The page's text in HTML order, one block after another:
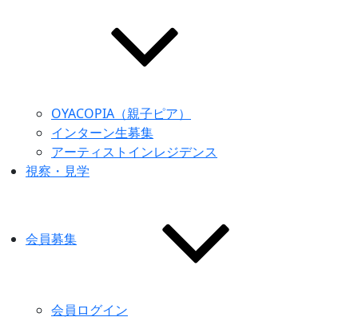
OYACOPIA（親子ピア）
インターン生募集
アーティストインレジデンス
視察・見学
会員募集
会員ログイン